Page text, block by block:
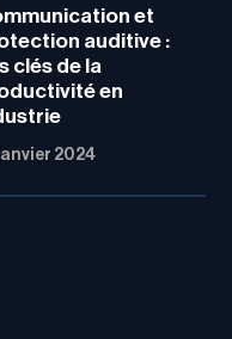
et
auditive :
clés de la
en
2024